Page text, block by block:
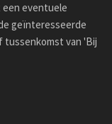
eventuele
geïnteresseerde
tussenkomst van 'Bij